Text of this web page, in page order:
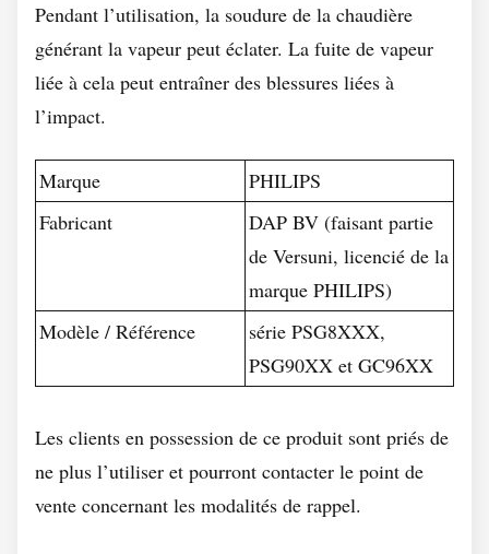
Pendant l’utilisation, la soudure de la chaudière
générant la vapeur peut éclater. La fuite de vapeur
liée à cela peut entraîner des blessures liées à
l’impact.
Marque
PHILIPS
Fabricant
DAP BV (faisant partie
de Versuni, licencié de la
marque PHILIPS)
Modèle / Référence
série PSG8XXX,
PSG90XX et GC96XX
Les clients en possession de ce produit sont priés de
ne plus l’utiliser et pourront contacter le point de
vente concernant les modalités de rappel.